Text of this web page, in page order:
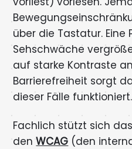
über die Tastatur. Eine
Sehschwäche
auf starke Kontraste
Barrierefreiheit sorgt
dieser Fälle funktioniert.
Fachlich stützt sich
denWCAG (den